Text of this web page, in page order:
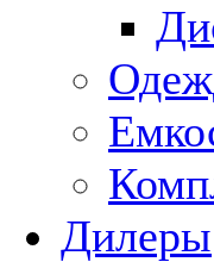
Дилеры